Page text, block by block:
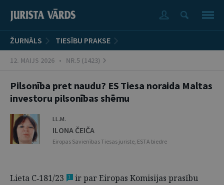
ŽURNĀLS TIESĪBU PRAKSE
12. MAIJS 2026 • NR.5 (1423)
Pilsonība pret naudu? ES Tiesa noraida Maltas
investoru pilsonības shēmu
LL.M.
ILONA ČEIČA
Eiropas Savienības Tiesas juriste, ESTA biedre
Lieta C‑181/23 1
ir par Eiropas Komisijas prasību